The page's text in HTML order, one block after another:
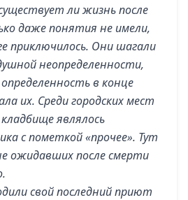
ли жизнь после
даже понятия не имели,
приключилось. Они шагали
неопределенности,
в конце
их. Среди городских мест
являлось
с пометкой «прочее». Тут
ожидавших после смерти
свой последний приют